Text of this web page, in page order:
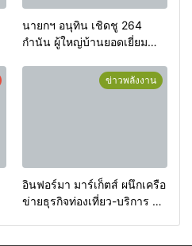
นายกฯ อนุทิน เชิดชู 264
กำนัน ผู้ใหญ่บ้านยอดเยี่ยม
เกียรติยศแห่งการเสียสละ”
ข่าวพลังงาน
อินฟอร์มา มาร์เก็ตส์ ผนึกเครือ
ข่ายธุรกิจท่องเที่ยว-บริการ จัด